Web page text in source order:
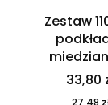
Zestaw
33,80